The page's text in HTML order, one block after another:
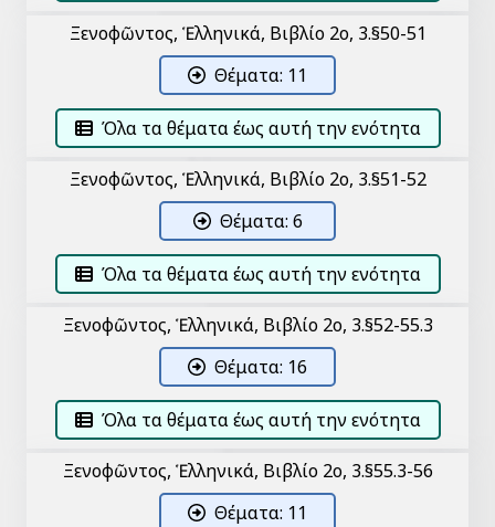
Ξενοφῶντος, Ἑλληνικά, Βιβλίο 2ο, 3.§50-51
Θέματα: 11
Όλα τα θέματα έως αυτή την ενότητα
Ξενοφῶντος, Ἑλληνικά, Βιβλίο 2ο, 3.§51-52
Θέματα: 6
Όλα τα θέματα έως αυτή την ενότητα
Ξενοφῶντος, Ἑλληνικά, Βιβλίο 2ο, 3.§52-55.3
Θέματα: 16
Όλα τα θέματα έως αυτή την ενότητα
Ξενοφῶντος, Ἑλληνικά, Βιβλίο 2ο, 3.§55.3-56
Θέματα: 11